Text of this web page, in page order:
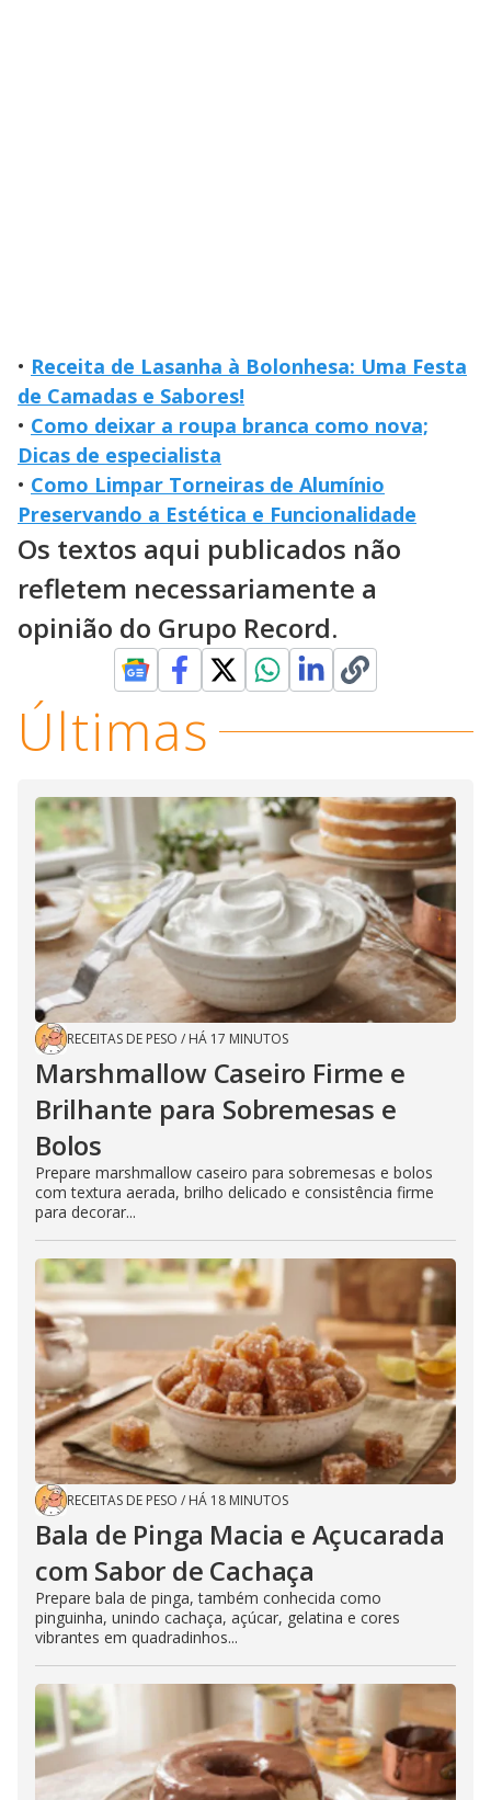
• Receita de Lasanha à Bolonhesa: Uma Festa
de Camadas e Sabores!
• Como deixar a roupa branca como nova;
Dicas de especialista
• Como Limpar Torneiras de Alumínio
Preservando a Estética e Funcionalidade
Os textos aqui publicados não
refletem necessariamente a
opinião do Grupo Record.
Últimas
RECEITAS DE PESO / HÁ 17 MINUTOS
Marshmallow Caseiro Firme e
Brilhante para Sobremesas e
Bolos
Prepare marshmallow caseiro para sobremesas e bolos
com textura aerada, brilho delicado e consistência firme
para decorar...
RECEITAS DE PESO / HÁ 18 MINUTOS
Bala de Pinga Macia e Açucarada
com Sabor de Cachaça
Prepare bala de pinga, também conhecida como
pinguinha, unindo cachaça, açúcar, gelatina e cores
vibrantes em quadradinhos...